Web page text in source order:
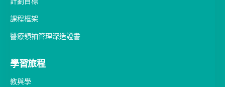
課程框架
醫療領袖管理深造證書
學習旅程
教與學